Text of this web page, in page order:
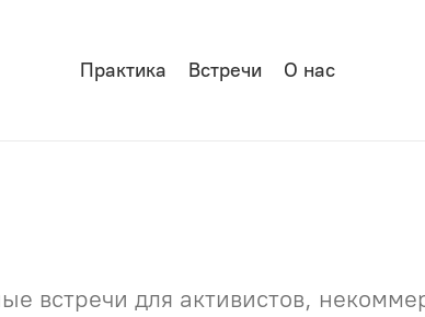
Практика Встречи О нас
встречи для активистов,